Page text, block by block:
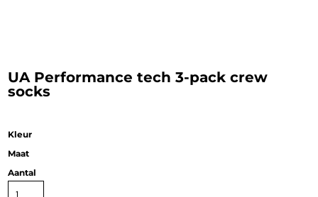
UA Performance tech 3-pack crew
socks
Kleur
Maat
Aantal